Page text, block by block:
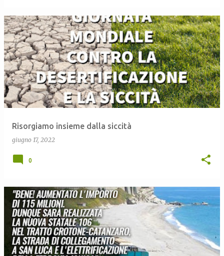
Risorgiamo insieme dalla siccità
giugno 17, 2022
0